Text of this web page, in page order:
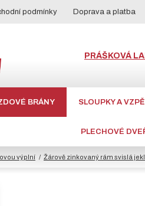
podmínky Doprava a platba
PRÁŠKOVÁ
BRÁNY SLOUPKY A
PLECHOVÉ
výplní Žárově zinkovaný rám svislá